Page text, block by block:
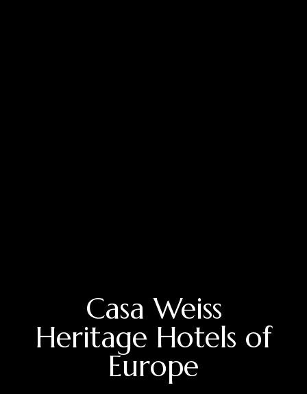
Casa Weiss
Heritage Hotels of
Europe